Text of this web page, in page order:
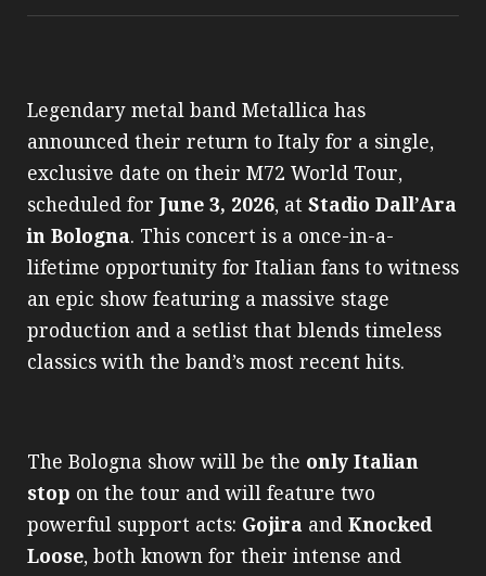
Legendary metal band Metallica has
announced their return to Italy for a single,
exclusive date on their M72 World Tour,
scheduled for June 3, 2026, at Stadio Dall’Ara
in Bologna. This concert is a once-in-a-
lifetime opportunity for Italian fans to witness
an epic show featuring a massive stage
production and a setlist that blends timeless
classics with the band’s most recent hits.
The Bologna show will be the only Italian
stop on the tour and will feature two
powerful support acts: Gojira and Knocked
Loose, both known for their intense and